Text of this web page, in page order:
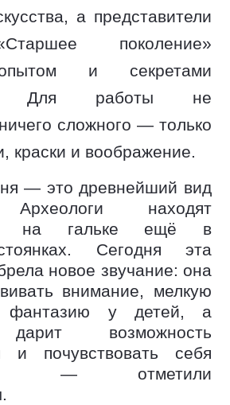
а представители
поколение»
и секретами
Для работы не
сложного — только
краски и воображение.
— это древнейший вид
Археологи находят
на гальке ещё в
Сегодня эта
новое звучание: она
внимание, мелкую
фантазию у детей, а
возможность
и почувствовать себя
— отметили